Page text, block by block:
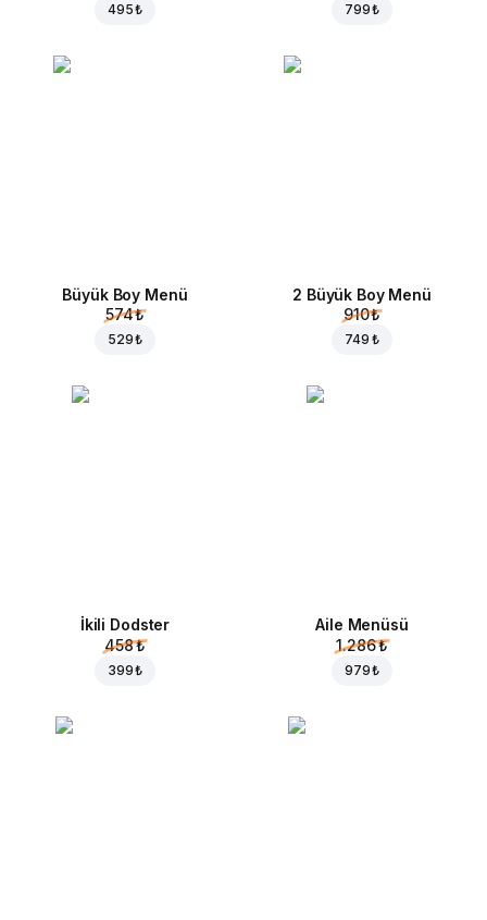
495 ₺ 799 ₺
Büyük Boy Menü
574 ₺
529 ₺
2 Büyük Boy Menü
910 ₺
749 ₺
İkili Dodster
458 ₺
399 ₺
Aile Menüsü
1.286 ₺
979 ₺